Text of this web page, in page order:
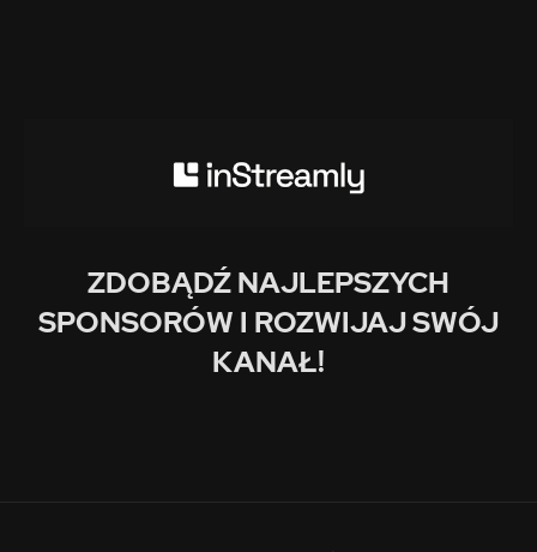
ZDOBĄDŹ NAJLEPSZYCH
SPONSORÓW I ROZWIJAJ SWÓJ
KANAŁ!